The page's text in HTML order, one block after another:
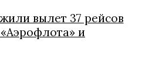
вылет 37 рейсов
и